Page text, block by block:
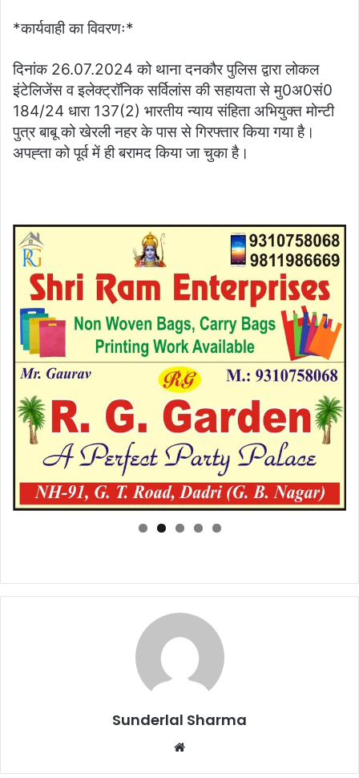
*कार्यवाही का विवरणः*
दिनांक 26.07.2024 को थाना दनकौर पुलिस द्वारा लोकल
इंटेलिजेंस व इलेक्ट्रॉनिक सर्विलांस की सहायता से मु0अ0सं0
184/24 धारा 137(2) भारतीय न्याय संहिता अभियुक्त मोन्टी
पुत्र बाबू को खेरली नहर के पास से गिरफ्तार किया गया है।
अपह्ता को पूर्व में ही बरामद किया जा चुका है।
Sunderlal Sharma
Website